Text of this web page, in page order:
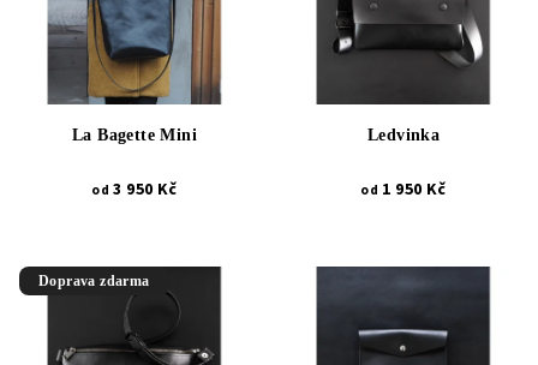
La Bagette Mini
od 3 950 Kč
Ledvinka
od 1 950 Kč
Doprava zdarma